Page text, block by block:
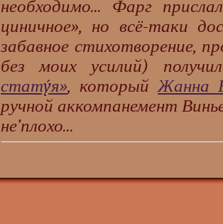
необходимо... Фарг
циничное», но всё-таки
забавное стихотворение,
без моих усилий)
статýя», которыйЖанна
ручной аккомпанемент
не’плохо...